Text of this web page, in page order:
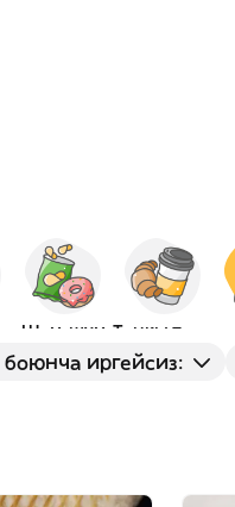
Шам-шум
иргейсиз: